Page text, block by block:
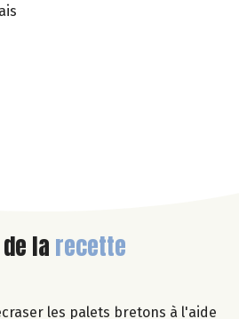
de la recette
les palets bretons à l'aide